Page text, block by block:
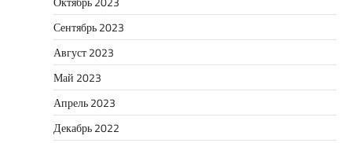
Сентябрь 2023
Август 2023
Май 2023
Апрель 2023
Декабрь 2022